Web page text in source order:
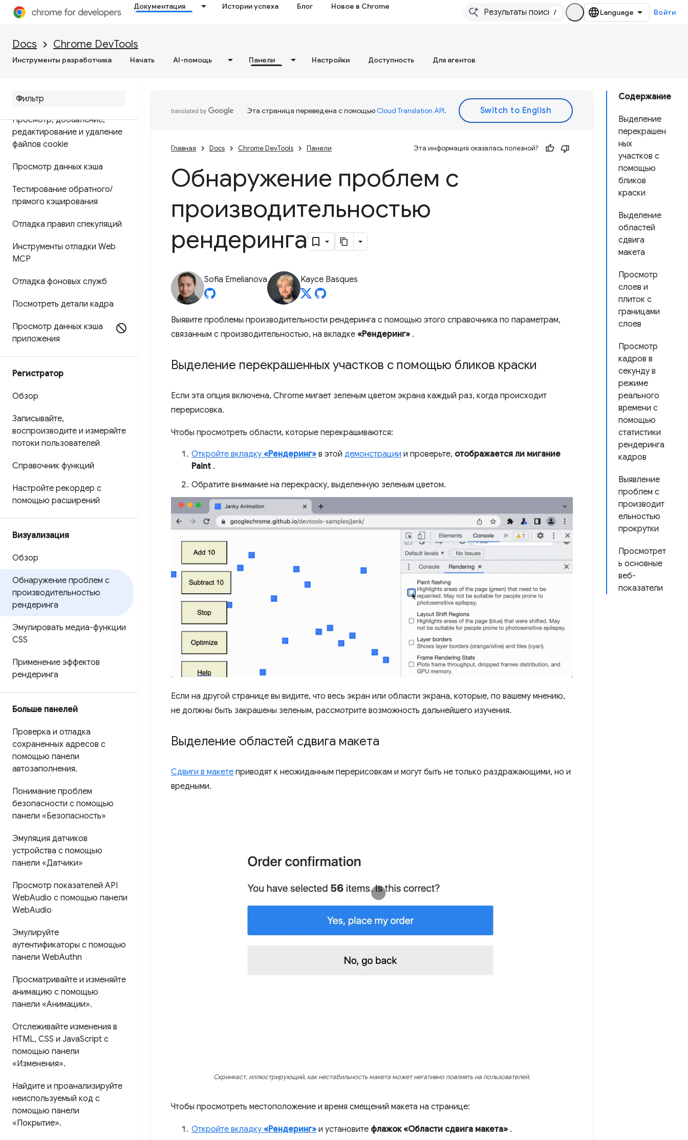
Документация Истории успеха Блог Новое в Chrome
/ Войти
Docs Chrome DevTools
Инструменты разработчика Начать AI-помощь Панели Настройки Доступность Для агентов
Приложение
Обзор
Отладка прогрессивных веб-
Просмотр и редактирование
Просмотр,добавление,
редактирование и удаление
файлов cookie
Просмотр данных кэша
Тестирование обратного/
прямого кэширования
Отладка правил спекуляций
Инструменты отладки Web
MCP
Отладка фоновых служб
Посмотреть детали кадра
Просмотр данных кэша
приложения
Регистратор
Обзор
Записывайте,
воспроизводите и измеряйте
потоки пользователей
Справочник функций
Настройте рекордер с
помощью расширений
Визуализация
Обзор
Обнаружение проблем с
производительностью
рендеринга
Эмулировать медиа-функции
CSS
Применение эффектов
рендеринга
Больше панелей
Проверка и отладка
сохраненных адресов с
помощью панели
автозаполнения.
Понимание проблем
безопасности с помощью
панели «Безопасность»
Эмуляция датчиков
устройства с помощью
панели «Датчики»
Просмотр показателей API
WebAudio с помощью панели
WebAudio
Эмулируйте
аутентификаторы с помощью
панели WebAuthn
Просматривайте и изменяйте
анимацию с помощью
панели «Анимации».
Отслеживайте изменения в
HTML, CSS и JavaScript с
помощью панели
«Изменения».
Найдите и проанализируйте
неиспользуемый код с
помощью панели
«Покрытие».
Содержание
Выделение
перекрашен
ных
участков с
помощью
бликов
краски
Выделение
областей
сдвига
макета
Просмотр
слоев и
плиток с
границами
слоев
Просмотр
кадров в
секунду в
режиме
реального
времени с
помощью
статистики
рендеринга
кадров
Выявление
проблем с
производит
ельностью
прокрутки
Просмотрет
ь основные
веб-
показатели
Эта страница переведена с помощьюCloud Translation API.
Главная Docs Chrome DevTools Панели Эта информация оказалась полезной?
Обнаружение проблем с
производительностью
рендеринга
Sofia Emelianova Kayce Basques
Выявите проблемы производительности рендеринга с помощью этого справочника по параметрам,
связанным с производительностью, на вкладке «Рендеринг» .
Выделение перекрашенных участков с помощью бликов краски
Если эта опция включена, Chrome мигает зеленым цветом экрана каждый раз, когда происходит
перерисовка.
Чтобы просмотреть области, которые перекрашиваются:
Откройте вкладку «Рендеринг» в этой демонстрации и проверьте, отображается ли мигание
Paint .
Обратите внимание на перекраску, выделенную зеленым цветом.
Если на другой странице вы видите, что весь экран или области экрана, которые, по вашему мнению,
не должны быть закрашены зеленым, рассмотрите возможность дальнейшего изучения.
Выделение областей сдвига макета
Сдвиги в макете приводят к неожиданным перерисовкам и могут быть не только раздражающими, но и
вредными.
Скринкаст, иллюстрирующий, как нестабильность макета может негативно повлиять на пользователей.
Чтобы просмотреть местоположение и время смещений макета на странице:
Откройте вкладку «Рендеринг» и установите флажок «Области сдвига макета» .